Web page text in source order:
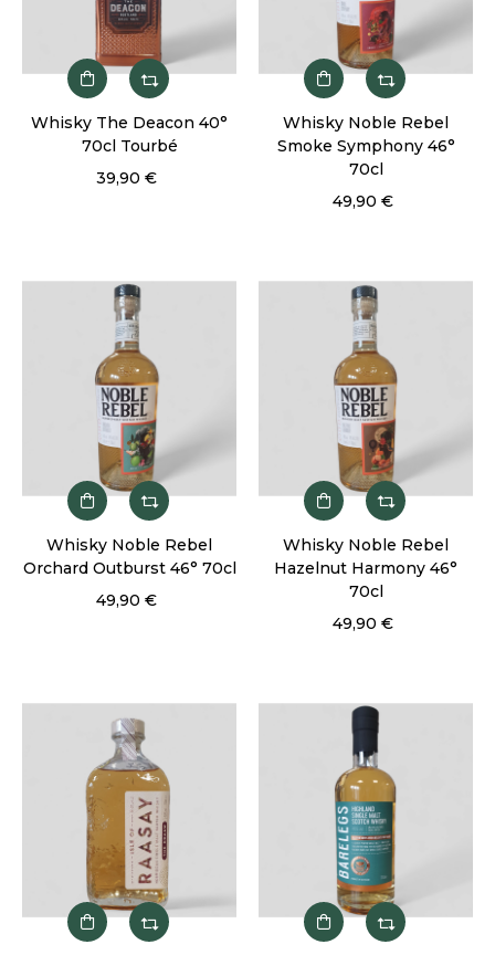
Whisky The Deacon 40°
70cl Tourbé
39,90 €
Whisky Noble Rebel
Smoke Symphony 46°
70cl
49,90 €
Whisky Noble Rebel
Orchard Outburst 46° 70cl
49,90 €
Whisky Noble Rebel
Hazelnut Harmony 46°
70cl
49,90 €